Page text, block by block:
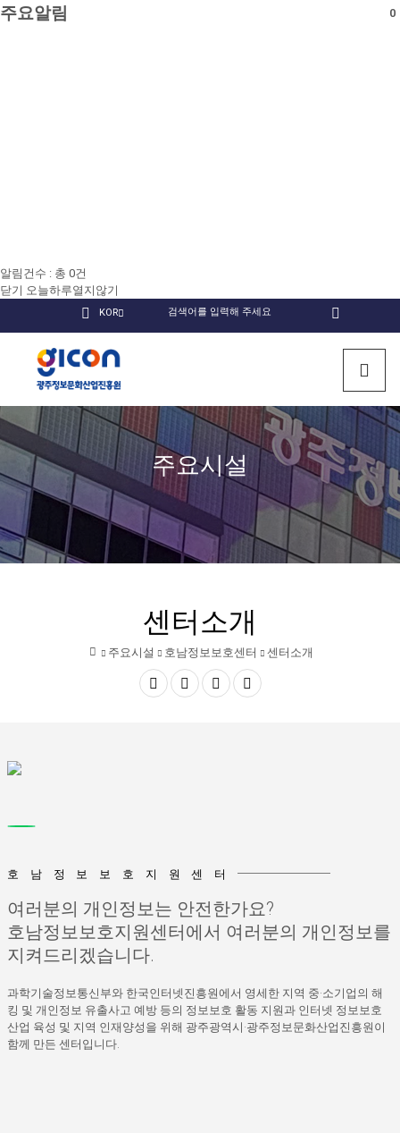
0
주요알림
알림건수 : 총 0건
닫기 오늘하루열지않기
정
보
문
화
산
회원
스
타
그
램
튜
브
이
스
북
KOR국
이
검
열
기
주요시설
센터소개
주요시설 호남정보보호센터 센터소개
호남정보보호지원센터
여러분의 개인정보는 안전한가요?
호남정보보호지원센터에서 여러분의 개인정보를
지켜드리겠습니다.
과학기술정보통신부와 한국인터넷진흥원에서 영세한 지역 중·소기업의 해
킹 및 개인정보 유출사고 예방 등의 정보보호 활동 지원과 인터넷 정보보호
산업 육성 및 지역 인재양성을 위해 광주광역시·광주정보문화산업진흥원이
함께 만든 센터입니다.